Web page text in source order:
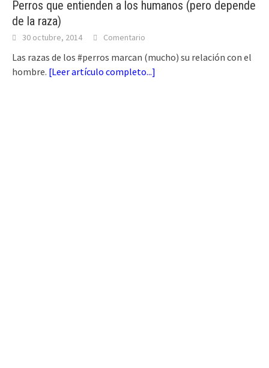
Perros que entienden a los humanos (pero depende
de la raza)
30 octubre, 2014 Comentario
Las razas de los #perros marcan (mucho) su relación con el
hombre. [Leer artículo completo...]